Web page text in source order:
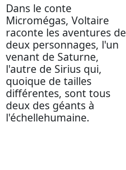
Dans le conte
Micromégas, Voltaire
raconte les aventures de
deux personnages, l'un
venant de Saturne,
l'autre de Sirius qui,
quoique de tailles
différentes, sont tous
deux des géants à
l'échellehumaine.